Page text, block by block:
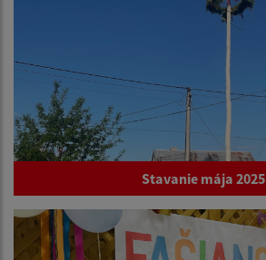
Stavanie mája 2025